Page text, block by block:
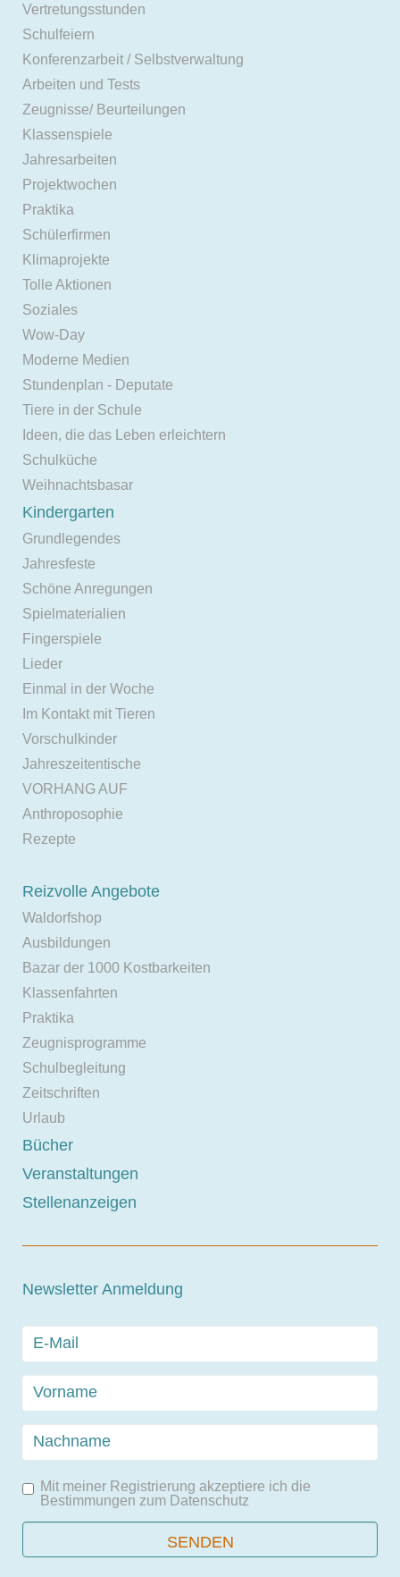
Vertretungsstunden
Schulfeiern
Konferenzarbeit / Selbstverwaltung
Arbeiten und Tests
Zeugnisse/ Beurteilungen
Klassenspiele
Jahresarbeiten
Projektwochen
Praktika
Schülerfirmen
Klimaprojekte
Tolle Aktionen
Soziales
Wow-Day
Moderne Medien
Stundenplan - Deputate
Tiere in der Schule
Ideen, die das Leben erleichtern
Schulküche
Weihnachtsbasar
Kindergarten
Grundlegendes
Jahresfeste
Schöne Anregungen
Spielmaterialien
Fingerspiele
Lieder
Einmal in der Woche
Im Kontakt mit Tieren
Vorschulkinder
Jahreszeitentische
VORHANG AUF
Anthroposophie
Rezepte
Reizvolle Angebote
Waldorfshop
Ausbildungen
Bazar der 1000 Kostbarkeiten
Klassenfahrten
Praktika
Zeugnisprogramme
Schulbegleitung
Zeitschriften
Urlaub
Bücher
Veranstaltungen
Stellenanzeigen
Newsletter Anmeldung
Mit meiner Registrierung akzeptiere ich die
Bestimmungen zum Datenschutz